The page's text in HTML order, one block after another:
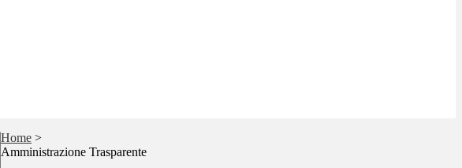
Home >
Amministrazione Trasparente